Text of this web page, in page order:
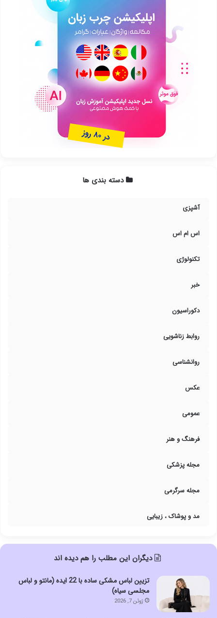
دسته بندی ها
آشپزی
اس ام اس
تکنولوژی
خبر
دکوراسیون
روابط زناشویی
روانشناسی
عکس
عمومی
فرهنگ و هنر
مجله پزشکی
مجله سرگرمی
مد و پوشاک ، زیبایی
دیگران این مطلب را هم دیده اند
تزیین لباس مشکی ساده با 22 ایده (مانتو و لباس
مجلسی سیاه)
ژوئن 7, 2026